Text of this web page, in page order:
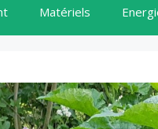
Matériels